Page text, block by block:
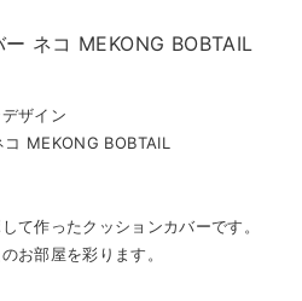
ネコ MEKONG BOBTAIL
ザイン
MEKONG BOBTAIL
て作ったクッションカバーです。
お部屋を彩ります。